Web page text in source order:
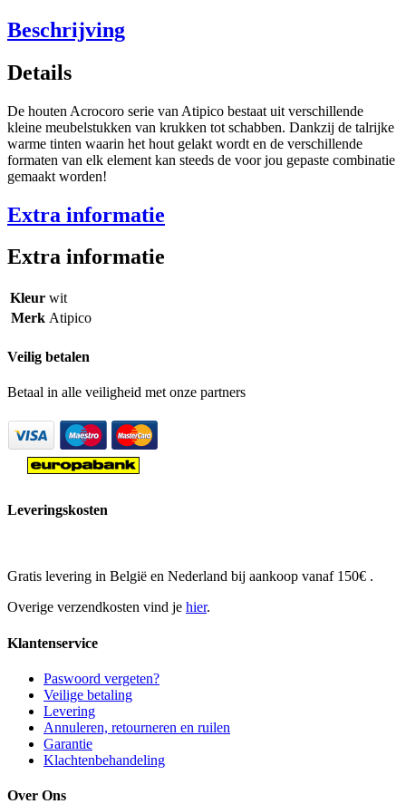
Beschrijving
Details
De houten Acrocoro serie van Atipico bestaat uit verschillende
kleine meubelstukken van krukken tot schabben. Dankzij de talrijke
warme tinten waarin het hout gelakt wordt en de verschillende
formaten van elk element kan steeds de voor jou gepaste combinatie
gemaakt worden!
Extra informatie
Extra informatie
Kleur wit
Merk Atipico
Veilig betalen
Betaal in alle veiligheid met onze partners
Leveringskosten
Gratis levering in België en Nederland bij aankoop vanaf 150€ .
Overige verzendkosten vind je hier.
Klantenservice
Paswoord vergeten?
Veilige betaling
Levering
Annuleren, retourneren en ruilen
Garantie
Klachtenbehandeling
Over Ons